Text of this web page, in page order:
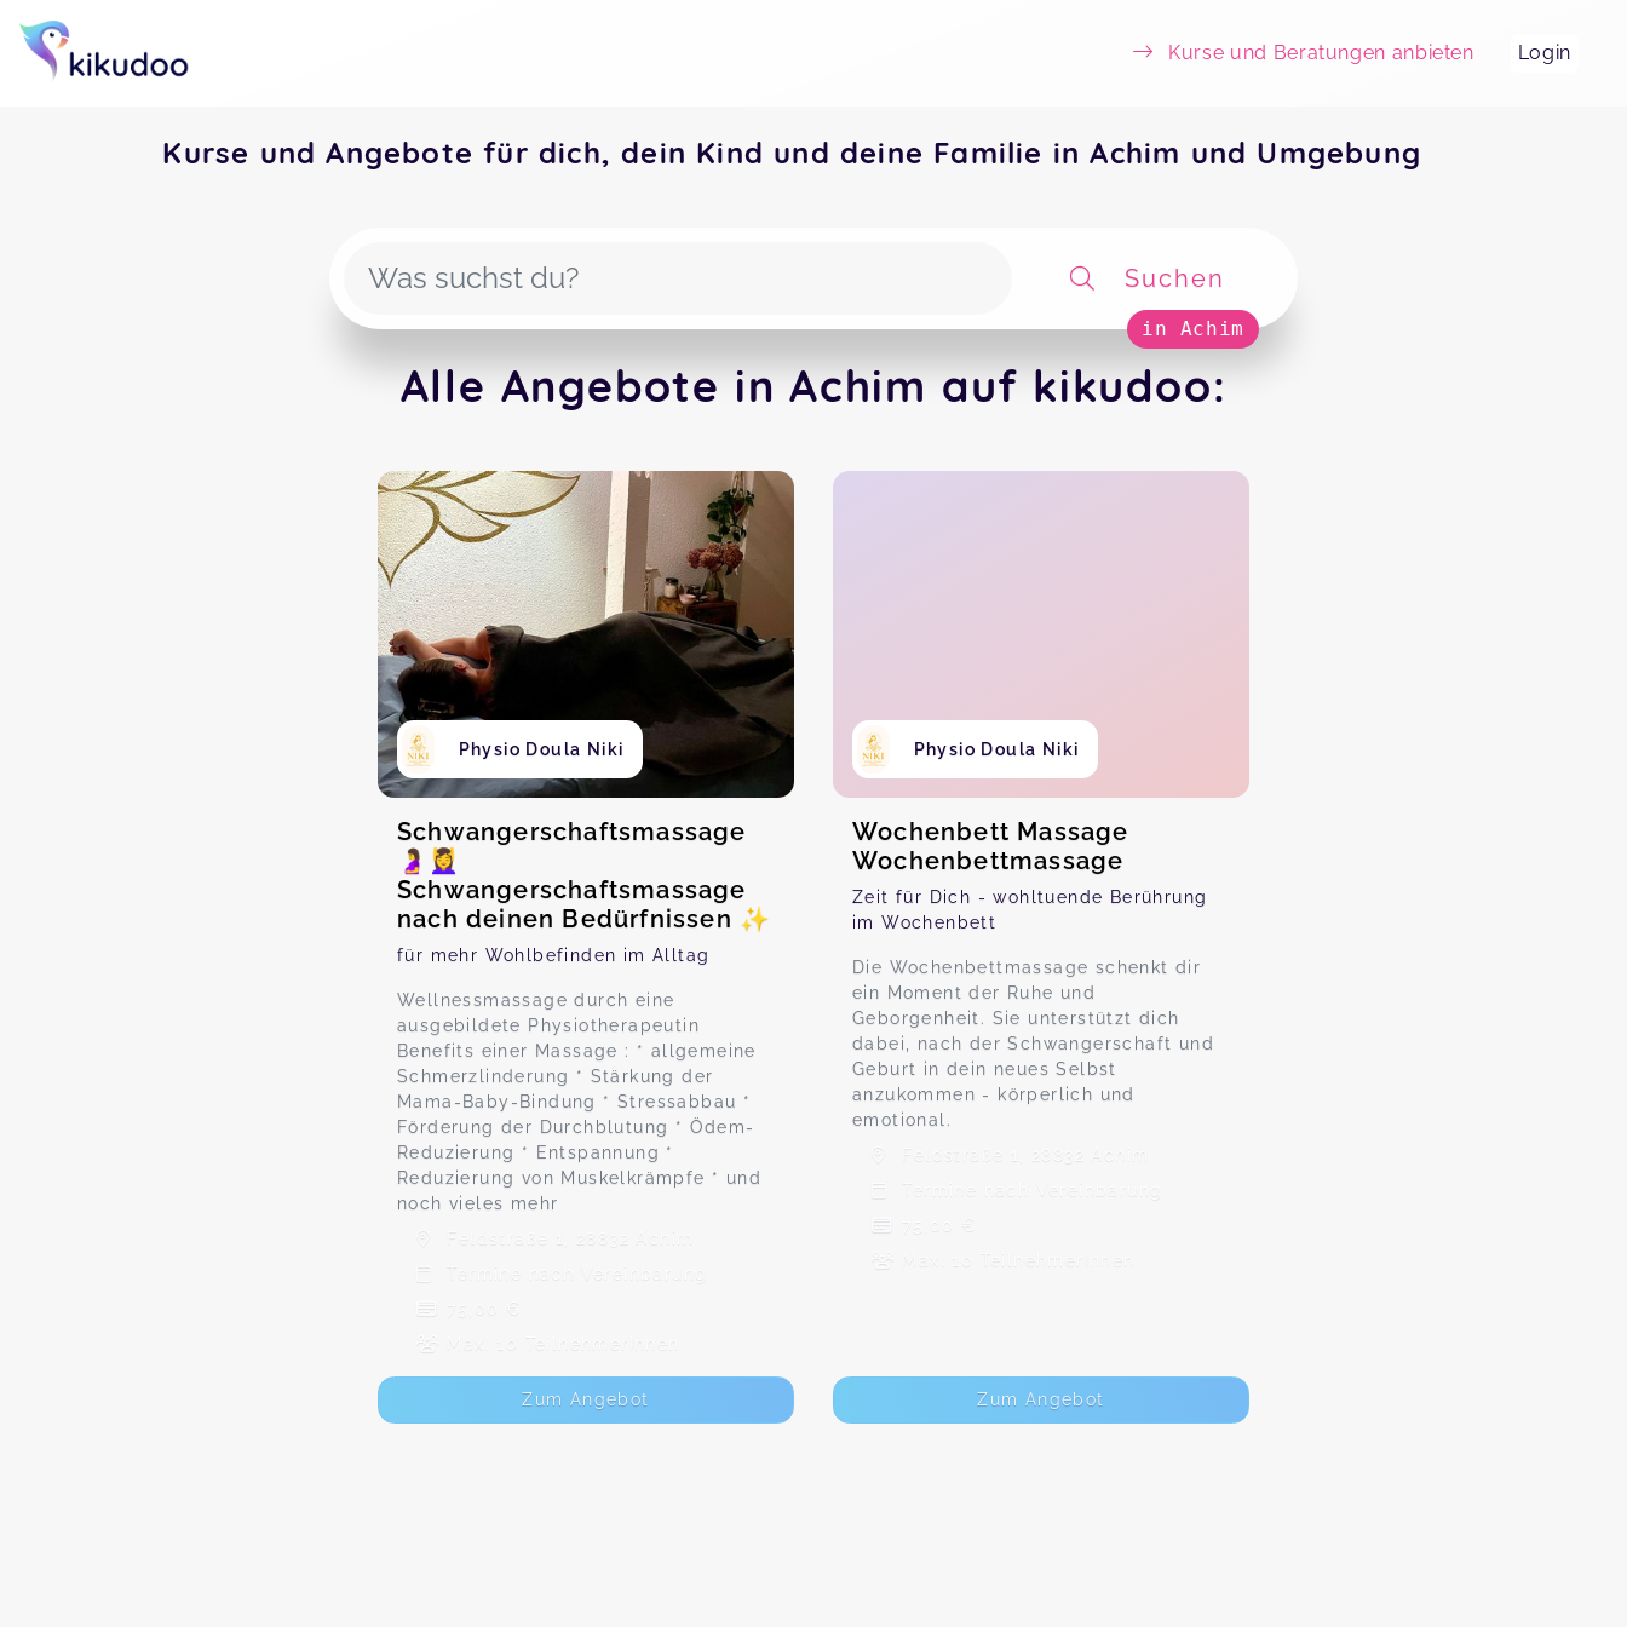
Kurse und Beratungen anbieten Login
Kurse und Angebote für dich, dein Kind und deine Familie in Achim und Umgebung
Suchen
in Achim
Alle Angebote in Achim auf kikudoo:
Physio Doula Niki
Schwangerschaftsmassage
🤰💆‍♀️
Schwangerschaftsmassage
nach deinen Bedürfnissen ✨
für mehr Wohlbefinden im Alltag
Wellnessmassage durch eine
ausgebildete Physiotherapeutin
Benefits einer Massage : * allgemeine
Schmerzlinderung * Stärkung der
Mama-Baby-Bindung * Stressabbau *
Förderung der Durchblutung * Ödem-
Reduzierung * Entspannung *
Reduzierung von Muskelkrämpfe * und
noch vieles mehr
Feldstraße 1, 28832 Achim
Termine nach Vereinbarung
75,00 €
Max. 10 TeilnehmerInnen
Zum Angebot
Physio Doula Niki
Wochenbett Massage
Wochenbettmassage
Zeit für Dich - wohltuende Berührung
im Wochenbett
Die Wochenbettmassage schenkt dir
ein Moment der Ruhe und
Geborgenheit. Sie unterstützt dich
dabei, nach der Schwangerschaft und
Geburt in dein neues Selbst
anzukommen - körperlich und
emotional.
Feldstraße 1, 28832 Achim
Termine nach Vereinbarung
75,00 €
Max. 10 TeilnehmerInnen
Zum Angebot